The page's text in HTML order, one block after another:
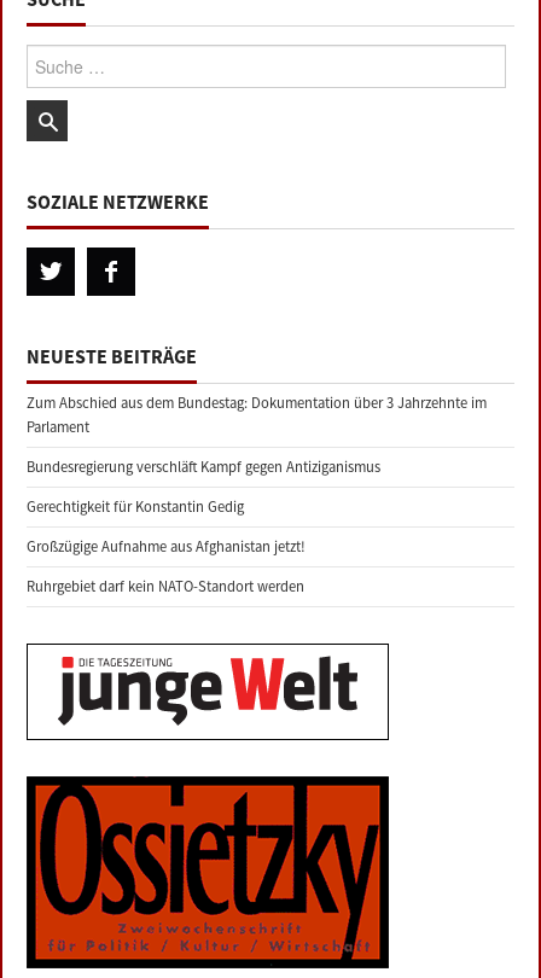
Suche:
SOZIALE NETZWERKE
NEUESTE BEITRÄGE
Zum Abschied aus dem Bundestag: Dokumentation über 3 Jahrzehnte im
Parlament
Bundesregierung verschläft Kampf gegen Antiziganismus
Gerechtigkeit für Konstantin Gedig
Großzügige Aufnahme aus Afghanistan jetzt!
Ruhrgebiet darf kein NATO-Standort werden